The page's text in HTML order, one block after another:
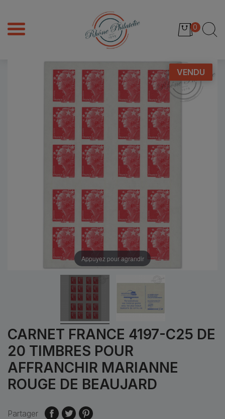
0
VENDU
Appuyez pour agrandir
CARNET FRANCE 4197-C25 DE
20 TIMBRES POUR
AFFRANCHIR MARIANNE
ROUGE DE BEAUJARD
Partager